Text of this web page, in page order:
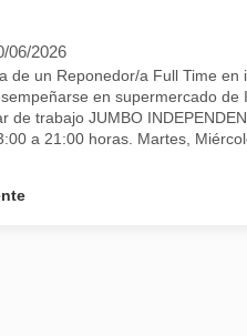
06/2026
de un Reponedor/a Full Time en
en supermercado de
de trabajo JUMBO
a 21:00 horas. Martes,